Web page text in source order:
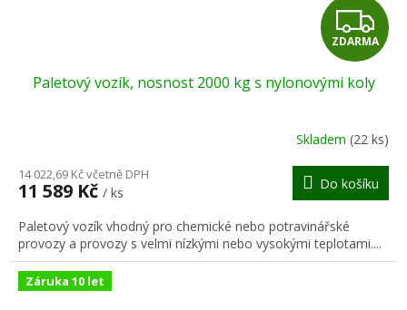
Z
D
A
R
M
A
ZDARMA
Paletový vozík, nosnost 2000 kg s nylonovými koly
Skladem (22 ks)
14 022,69 Kč včetně DPH
11 589 Kč / ks
Do košíku
Paletový vozík vhodný pro chemické nebo potravinářské
provozy a provozy s velmi nízkými nebo vysokými teplotami....
Záruka 10 let